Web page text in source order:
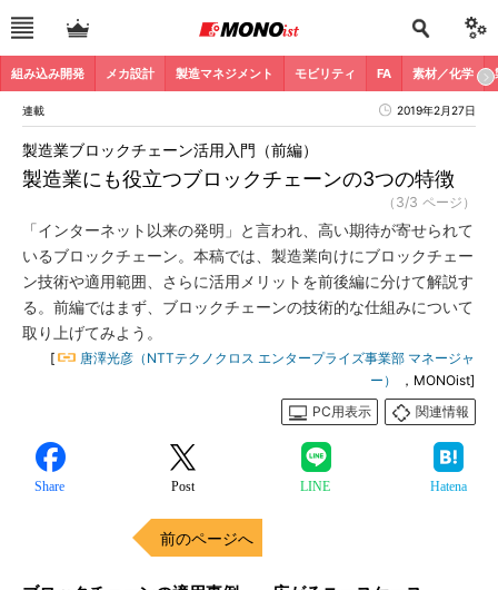
組み込み開発 メカ設計 製造マネジメント モビリティ FA 素材／化学
連載 2019年2月27日
製造業にも役立つブロックチェーンの3つの特徴
製造業ブロックチェーン活用入門（前編）
（3/3 ページ）
「インターネット以来の発明」と言われ、高い期待が寄せられて
いるブロックチェーン。本稿では、製造業向けにブロックチェー
ン技術や適用範囲、さらに活用メリットを前後編に分けて解説す
る。前編ではまず、ブロックチェーンの技術的な仕組みについて
取り上げてみよう。
[
唐澤光彦（NTTテクノクロス エンタープライズ事業部 マネージャ
ー）
，MONOist]
PC用表示
関連情報
Share Post LINE Hatena
前のページへ